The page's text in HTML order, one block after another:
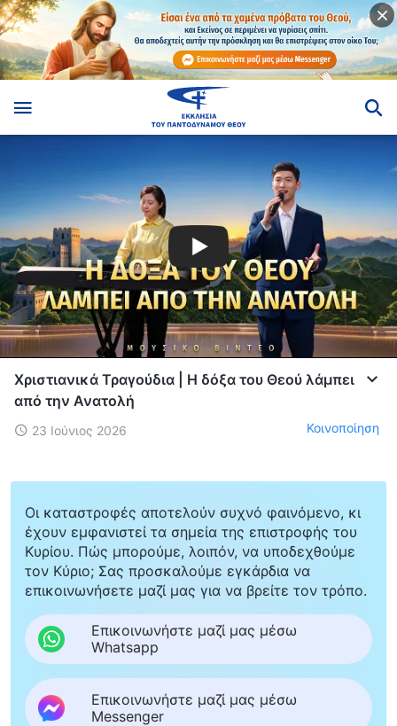
Χριστιανικά Τραγούδια | Η δόξα του Θεού λάμπει
από την Ανατολή
23 Ιούνιος 2026 Κοινοποίηση
Οι καταστροφές αποτελούν συχνό φαινόμενο, κι
έχουν εμφανιστεί τα σημεία της επιστροφής του
Κυρίου. Πώς μπορούμε, λοιπόν, να υποδεχθούμε
τον Κύριο; Σας προσκαλούμε εγκάρδια να
επικοινωνήσετε μαζί μας για να βρείτε τον τρόπο.
Επικοινωνήστε μαζί μας μέσω
Whatsapp
Επικοινωνήστε μαζί μας μέσω
Messenger